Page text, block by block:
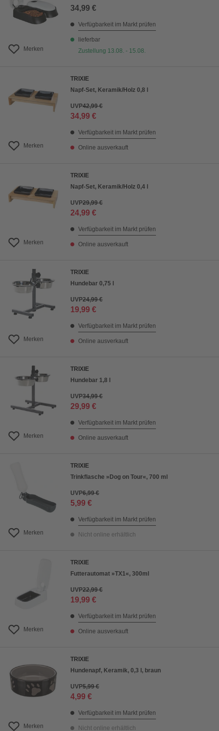
Preis absteigend
Bewertung
Merken
34,99 €
Verfügbarkeit im Markt prüfen
lieferbar
Zustellung 13.08. - 15.08.
Merken
TRIXIE
Napf-Set, Keramik/Holz 0,8 l
UVP42,99 €
34,99 €
Verfügbarkeit im Markt prüfen
Online ausverkauft
Merken
TRIXIE
Napf-Set, Keramik/Holz 0,4 l
UVP29,99 €
24,99 €
Verfügbarkeit im Markt prüfen
Online ausverkauft
Merken
TRIXIE
Hundebar 0,75 l
UVP24,99 €
19,99 €
Verfügbarkeit im Markt prüfen
Online ausverkauft
Merken
TRIXIE
Hundebar 1,8 l
UVP34,99 €
29,99 €
Verfügbarkeit im Markt prüfen
Online ausverkauft
Merken
TRIXIE
Trinkflasche »Dog on Tour«, 700 ml
UVP6,99 €
5,99 €
Verfügbarkeit im Markt prüfen
Nicht online erhältlich
Merken
TRIXIE
Futterautomat »TX1«, 300ml
UVP22,99 €
19,99 €
Verfügbarkeit im Markt prüfen
Online ausverkauft
Merken
TRIXIE
Hundenapf, Keramik, 0,3 l, braun
UVP5,99 €
4,99 €
Verfügbarkeit im Markt prüfen
Nicht online erhältlich